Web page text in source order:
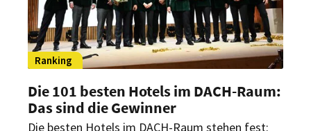
Ranking
Die 101 besten Hotels im DACH-Raum:
Das sind die Gewinner
Die besten Hotels im DACH-Raum stehen fest: